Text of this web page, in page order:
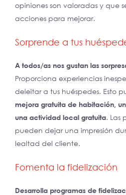
opiniones son valoradas y que
acciones para mejorar.
Sorprende a tus
A todos/as nos gustan las
Proporciona experiencias
deleitar a tus huéspedes. Esto
mejora gratuita de habitación,
una actividad local gratuita. Las
pueden dejar una impresión
lealtad del cliente.
Fomenta la fidelización
Desarrolla programas de